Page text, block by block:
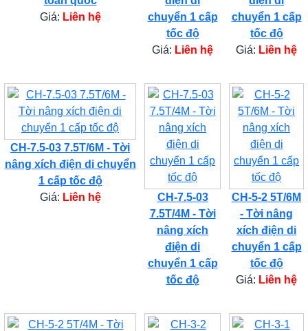
Giá: Liên hệ
chuyển 1 cấp
tốc độ
Giá: Liên hệ
chuyển 1 cấp
tốc độ
Giá: Liên hệ
CH-7.5-03 7.5T/6M - Tời
nâng xích điện di chuyển
1 cấp tốc độ
Giá: Liên hệ
CH-7.5-03
7.5T/4M - Tời
nâng xích
điện di
chuyển 1 cấp
tốc độ
CH-5-2 5T/6M
- Tời nâng
xích điện di
chuyển 1 cấp
tốc độ
Giá: Liên hệ